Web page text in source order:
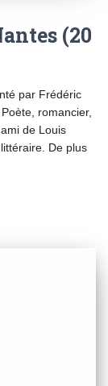
(20
par Frédéric
romancier,
de Louis
De plus